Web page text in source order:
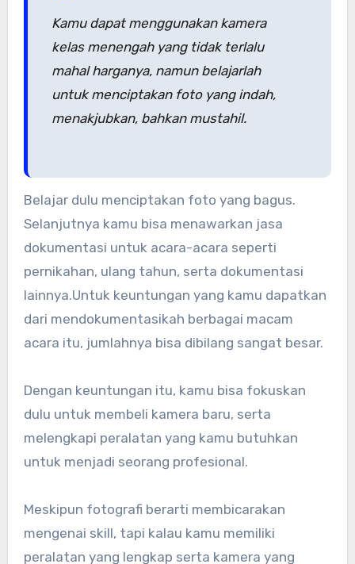
Kamu dapat menggunakan kamera
kelas menengah yang tidak terlalu
mahal harganya, namun belajarlah
untuk menciptakan foto yang indah,
menakjubkan, bahkan mustahil.
Belajar dulu menciptakan foto yang bagus.
Selanjutnya kamu bisa menawarkan jasa
dokumentasi untuk acara-acara seperti
pernikahan, ulang tahun, serta dokumentasi
lainnya.Untuk keuntungan yang kamu dapatkan
dari mendokumentasikah berbagai macam
acara itu, jumlahnya bisa dibilang sangat besar.
Dengan keuntungan itu, kamu bisa fokuskan
dulu untuk membeli kamera baru, serta
melengkapi peralatan yang kamu butuhkan
untuk menjadi seorang profesional.
Meskipun fotografi berarti membicarakan
mengenai skill, tapi kalau kamu memiliki
peralatan yang lengkap serta kamera yang